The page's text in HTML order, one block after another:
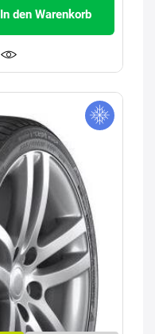
In den Warenkorb